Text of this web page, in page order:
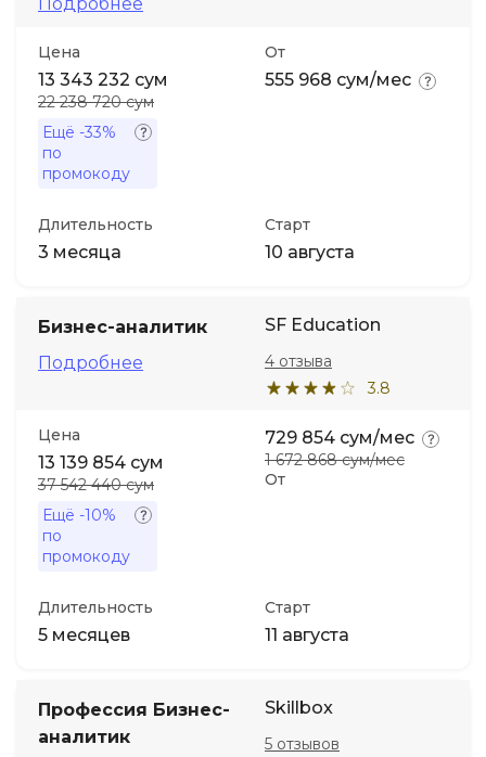
Цена
13 343 232 сум
22 238 720 сум
Ещё -33%
по
промокоду
От
555 968 сум/мес
Длительность
3 месяца
Старт
10 августа
Бизнес-аналитик
Подробнее
SF Education
3.8
4 отзыва
Цена
13 139 854 сум
37 542 440 сум
Ещё -10%
по
промокоду
От
729 854 сум/мес
1 672 868 сум/мес
Длительность
5 месяцев
Старт
11 августа
Профессия Бизнес-
аналитик
Skillbox
5 отзывов
Детям
Акции и промокоды